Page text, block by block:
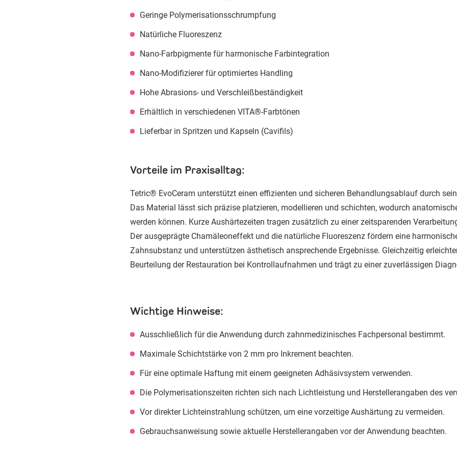
Geringe Polymerisationsschrumpfung
Natürliche Fluoreszenz
Nano-Farbpigmente für harmonische Farbintegration
Nano-Modifizierer für optimiertes Handling
Hohe Abrasions- und Verschleißbeständigkeit
Erhältlich in verschiedenen VITA®-Farbtönen
Lieferbar in Spritzen und Kapseln (Cavifils)
Vorteile im Praxisalltag:
Tetric® EvoCeram unterstützt einen effizienten und sicheren Behandlungsablauf durch
Das Material lässt sich präzise platzieren, modellieren und schichten, wodurch
werden können. Kurze Aushärtezeiten tragen zusätzlich zu einer zeitsparenden
Der ausgeprägte Chamäleoneffekt und die natürliche Fluoreszenz fördern eine
Zahnsubstanz und unterstützen ästhetisch ansprechende Ergebnisse. Gleichzeitig
Beurteilung der Restauration bei Kontrollaufnahmen und trägt zu einer zuverlässigen
Wichtige Hinweise:
Ausschließlich für die Anwendung durch zahnmedizinisches Fachpersonal bestimmt.
Maximale Schichtstärke von 2 mm pro Inkrement beachten.
Für eine optimale Haftung mit einem geeigneten Adhäsivsystem verwenden.
Die Polymerisationszeiten richten sich nach Lichtleistung und Herstellerangaben des
Vor direkter Lichteinstrahlung schützen, um eine vorzeitige Aushärtung zu vermeiden.
Gebrauchsanweisung sowie aktuelle Herstellerangaben vor der Anwendung beachten.